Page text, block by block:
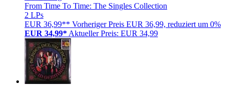
From Time To Time: The Singles Collection
2 LPs
EUR 36,99** Vorheriger Preis EUR 36,99, reduziert um 0%
EUR 34,99* Aktueller Preis: EUR 34,99